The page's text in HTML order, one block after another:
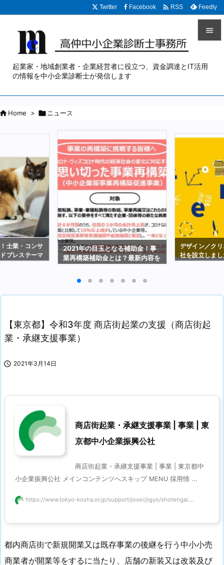
起業家・地域創業者・企業経営者に役立つ、資金調達とIT活用
の情報を中小企業診断士が発信します

次へ
検索
Twitter Facebook  RSS Feedly
Home >  ニュース
士業・コンサ
プレステーマ
2021年の目玉となる補助金！事
業再構築補助金とは？最新内容を
デザイン／ク
社を設立しま
【東京都】令和3年度 商店街起業の支援（商店街起
業・承継支援事業）
 2021年3月14日
商店街起業・承継支援事業 | 事業 | 東
京都中小企業振興公社
商店街起業・承継支援事業 | 事業 | 東京都中
小企業振興公社 メインコンテンツへスキップ MENU 採用情 ...
https://www.tokyo-kosha.or.jp/support/josei/jigyo/shotengai....
都内商店街で新規開業又は既存事業の後継を行う中小小売
商業者が開業等をするに当たり、店舗の新装又は改装及び